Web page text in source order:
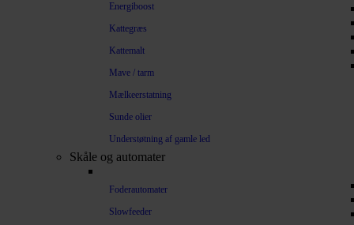
Energiboost
Kattegræs
Kattemalt
Mave / tarm
Mælkeerstatning
Sunde olier
Understøtning af gamle led
Skåle og automater
Foderautomater
Slowfeeder